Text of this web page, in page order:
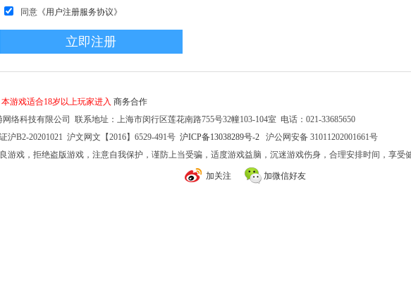
同意 《用户注册服务协议》
本游戏适合18岁以上玩家进入 商务合作
网络科技有限公司 联系地址：上海市闵行区莲花南路755号32幢103-104室 电话：021-33685650
沪B2-20201021 沪文网文【2016】6529-491号 沪ICP备13038289号-2 沪公网安备 31011202001661号
游戏，拒绝盗版游戏，注意自我保护，谨防上当受骗，适度游戏益脑，沉迷游戏伤身，合理安排时间，享受
加关注 加微信好友